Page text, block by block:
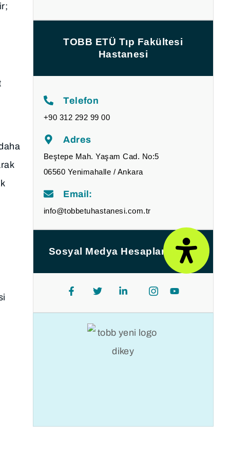
TOBB ETÜ Tıp Fakültesi
Hastanesi
Telefon
+90 312 292 99 00
Adres
Beştepe Mah. Yaşam Cad. No:5
06560 Yenimahalle / Ankara
Email:
info@tobbetuhastanesi.com.tr
Sosyal Medya Hesaplarımız